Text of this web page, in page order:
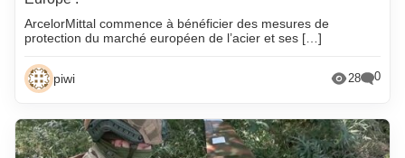
ArcelorMittal commence à bénéficier des mesures de
protection du marché européen de l’acier et ses […]
piwi 28 0